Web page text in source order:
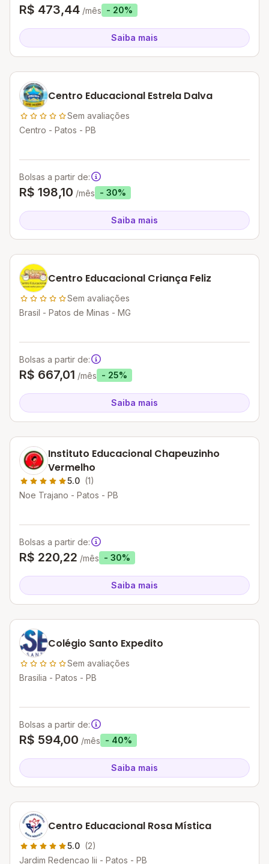
R$ 473,44 /mês - 20%
Saiba mais
Centro Educacional Estrela Dalva
Sem avaliações
Centro - Patos - PB
Bolsas a partir de:
R$ 198,10 /mês - 30%
Saiba mais
Centro Educacional Criança Feliz
Sem avaliações
Brasil - Patos de Minas - MG
Bolsas a partir de:
R$ 667,01 /mês - 25%
Saiba mais
Instituto Educacional Chapeuzinho
Vermelho
5.0 (1)
Noe Trajano - Patos - PB
Bolsas a partir de:
R$ 220,22 /mês - 30%
Saiba mais
Colégio Santo Expedito
Sem avaliações
Brasilia - Patos - PB
Bolsas a partir de:
R$ 594,00 /mês - 40%
Saiba mais
Centro Educacional Rosa Mística
5.0 (2)
Jardim Redencao Iii - Patos - PB